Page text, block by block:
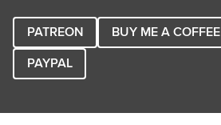
PATREON BUY ME A COFFEE
PAYPAL